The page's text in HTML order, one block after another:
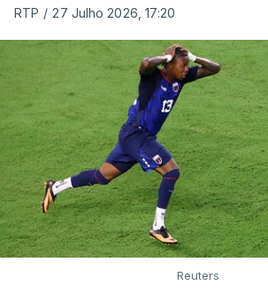
RTP / 27 Julho 2026, 17:20
Reuters